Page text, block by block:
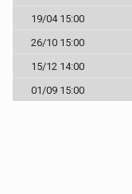
19/04 15:00
26/10 15:00
15/12 14:00
01/09 15:00